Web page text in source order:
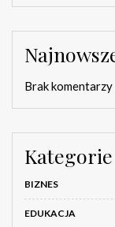
Brak
Kategorie
BIZNES
EDUKACJA